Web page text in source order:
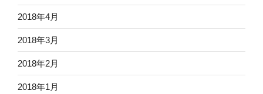
2018年4月
2018年3月
2018年2月
2018年1月